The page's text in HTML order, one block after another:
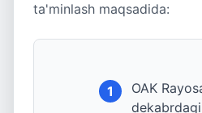
ta'minlash maqsadida:
1
OAK